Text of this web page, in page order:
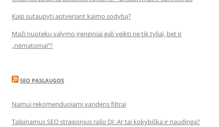
Kaip sutaupyti aptveriant kaimo sodybą?
Maži nuotekų valymo įrenginiai gali veikti ne tik tyliai, bet ir
„nematomai‘‘?
SEO PASLAUGOS
Namui rekomenduojami vandens filtrai
Talpinamus SEO straipsnius rašo DI: Ar tai kokybiška ir naudinga?